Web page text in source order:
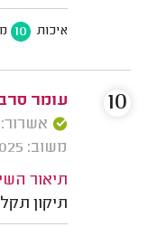
איכות 10
עומר
אשרור: 07/07/2025
משוב: 07/05/2025
תיאור
תיקון
10